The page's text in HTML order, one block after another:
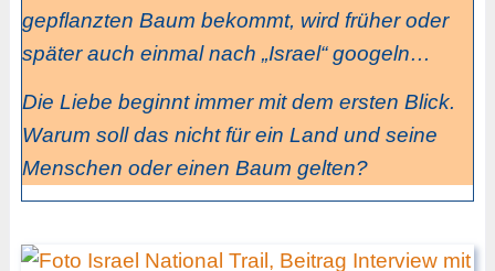
gepflanzten Baum bekommt, wird früher oder
später auch einmal nach „Israel“ googeln…
Die Liebe beginnt immer mit dem ersten Blick.
Warum soll das nicht für ein Land und seine
Menschen oder einen Baum gelten?